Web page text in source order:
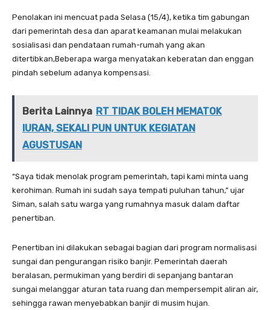
Penolakan ini mencuat pada Selasa (15/4), ketika tim gabungan
dari pemerintah desa dan aparat keamanan mulai melakukan
sosialisasi dan pendataan rumah-rumah yang akan
ditertibkan,Beberapa warga menyatakan keberatan dan enggan
pindah sebelum adanya kompensasi.
Berita Lainnya RT TIDAK BOLEH MEMATOK
IURAN, SEKALI PUN UNTUK KEGIATAN
AGUSTUSAN
“Saya tidak menolak program pemerintah, tapi kami minta uang
kerohiman. Rumah ini sudah saya tempati puluhan tahun,” ujar
Siman, salah satu warga yang rumahnya masuk dalam daftar
penertiban.
Penertiban ini dilakukan sebagai bagian dari program normalisasi
sungai dan pengurangan risiko banjir. Pemerintah daerah
beralasan, permukiman yang berdiri di sepanjang bantaran
sungai melanggar aturan tata ruang dan mempersempit aliran air,
sehingga rawan menyebabkan banjir di musim hujan.